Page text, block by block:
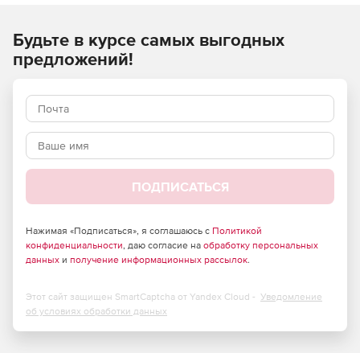
InstallAware Studio Admin является полная совместимость
с Windows Vista и создание сертифицированных
инсталляторов для данной системы. При этом продукт
Windows.
Технология гибридной инсталляции, позволяющая
переключаться между механизмами установки
Installer.
Поддержка Windows 7, отображение прогресса
Установка программ на 32- и 64-битные системы с
Будьте в курсе самых выгодных
предложений!
ПОДПИСАТЬСЯ
Нажимая «Подписаться», я соглашаюсь с Политикой
конфиденциальности, даю согласие на обработку персональных
данных и получение информационных рассылок.
Этот сайт защищен SmartCaptcha от Yandex Cloud - Уведомление
об условиях обработки данных